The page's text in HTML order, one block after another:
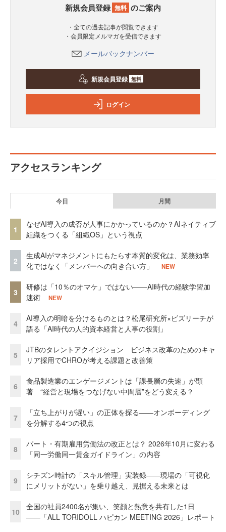
新規会員登録 無料 のご案内
・全ての過去記事が閲覧できます
・会員限定メルマガを受信できます
メールバックナンバー
新規会員登録 無料
ログイン
アクセスランキング
今日 月間
1
なぜAI導入の成否が人事にかかっているのか？AIネイティブ
組織をつくる「組織OS」という視点
2
生成AIがマネジメントにもたらす本質的変化は、業務効率
化ではなく「メンバーへの向き合い方」
NEW
3
研修は「10％のオマケ」ではない——AI時代の経験学習加
速術
NEW
4
AI導入の明暗を分けるものとは？松尾研究所×ビズリーチが
語る「AI時代の人的資本経営と人事の役割」
5
JTBのタレントアクイジション ビジネス改革のためのキャ
リア採用でCHROが考える課題と改善策
6
食品製造業のエンゲージメントは「課長層の失速」が顕
著 “経営と現場をつなげない中間層”をどう変える？
7
「立ち上がりが遅い」の正体を探る——オンボーディング
を分解する4つの視点
8
パート・有期雇用労働法の改正とは？ 2026年10月に変わる
「同一労働同一賃金ガイドライン」の内容
9
シチズン時計の「スキル管理」実装録——現場の「可視化
にメリットがない」を乗り越え、見据える未来とは
10
全国の社員2400名が集い、笑顔と熱意を共有した1日
――「ALL TORIDOLL ハピカン MEETING 2026」レポート